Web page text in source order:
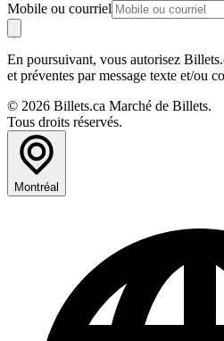
Mobile ou courriel
En poursuivant, vous autorisez
et préventes par message texte et/ou
© 2026 Billets.ca Marché de Billets.
Tous droits réservés.
Montréal